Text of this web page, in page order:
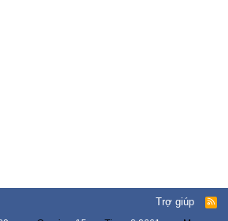
Trợ giúp
R